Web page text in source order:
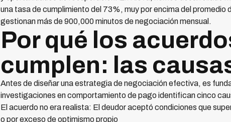
una tasa de cumplimiento del 73%, muy por encima del
gestionan más de 900,000 minutos de negociación mensual.
Por qué los
cumplen: las
Antes de diseñar una estrategia de negociación efectiva, es
investigaciones en comportamiento de pago identifican cinco
El acuerdo no era realista: El deudor aceptó condiciones que
o por exceso de optimismo propio